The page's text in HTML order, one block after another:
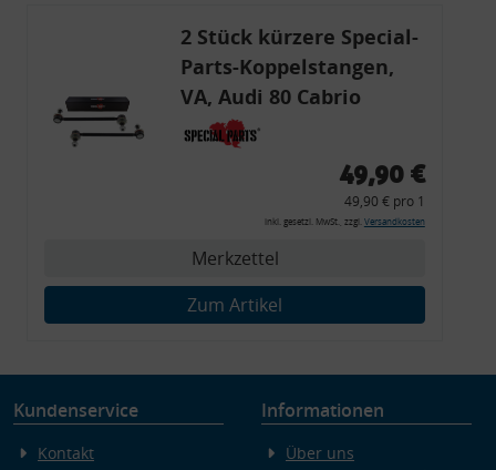
2 Stück kürzere Special-
Parts-Koppelstangen,
VA, Audi 80 Cabrio
Coupe S2, 237 mm
Tieferlegung
49,90 €
49,90 € pro 1
inkl. gesetzl. MwSt., zzgl. Versandkosten
Merkzettel
Zum Artikel
Kundenservice
Kontakt
Informationen
Über uns